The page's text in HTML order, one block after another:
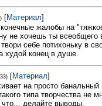
[Материал]
жалобы на
не хочешь ты всеобщего
себе потихоньку в
худой конец в душе.
[Материал]
на просто банальный
типа творчества не
что... делайте выводы.